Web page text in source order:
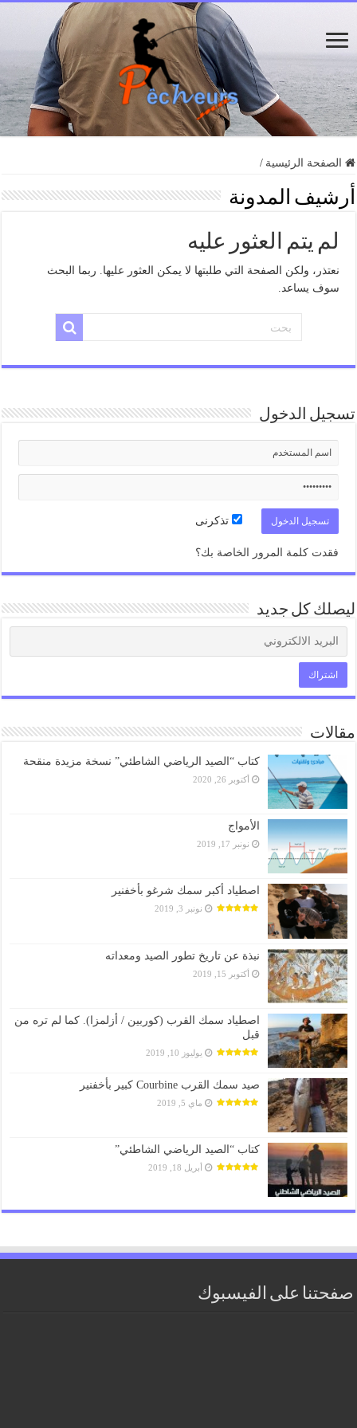
الصفحة الرئيسية /
أرشيف المدونة
لم يتم العثور عليه
نعتذر، ولكن الصفحة التي طلبتها لا يمكن العثور عليها. ربما البحث
سوف يساعد.
تسجيل الدخول
تذكرنى
فقدت كلمة المرور الخاصة بك؟
ليصلك كل جديد
مقالات
كتاب “الصيد الرياضي الشاطئي” نسخة مزيدة منقحة
أكتوبر 26, 2020
الأمواج
نونبر 17, 2019
اصطياد أكبر سمك شرغو بأخفنير
نونبر 3, 2019
نبذة عن تاريخ تطور الصيد ومعداته
أكتوبر 15, 2019
اصطياد سمك القرب (كوربين / أزلمزا). كما لم تره من
قبل
يوليوز 10, 2019
صيد سمك القرب Courbine كبير بأخفنير
ماي 5, 2019
كتاب “الصيد الرياضي الشاطئي”
أبريل 18, 2019
صفحتنا على الفيسبوك